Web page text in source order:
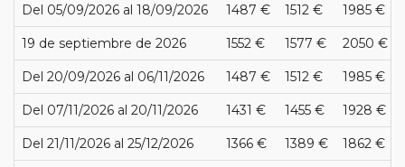
Del 05/09/2026 al 18/09/2026 1487 € 1512 € 1985 €
19 de septiembre de 2026 1552 € 1577 € 2050 €
Del 20/09/2026 al 06/11/2026 1487 € 1512 € 1985 €
Del 07/11/2026 al 20/11/2026 1431 € 1455 € 1928 €
Del 21/11/2026 al 25/12/2026 1366 € 1389 € 1862 €